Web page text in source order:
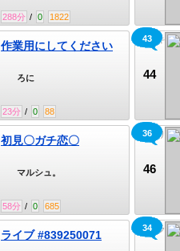
288分 / 0 1822
作業用にしてください
23分 / 0 88
ろに 44
しーキャス
43
初見〇ガチ恋〇
58分 / 0 685
マルシュ。 46
くそりぷ
36
ライブ #839250071 シキライブ
34